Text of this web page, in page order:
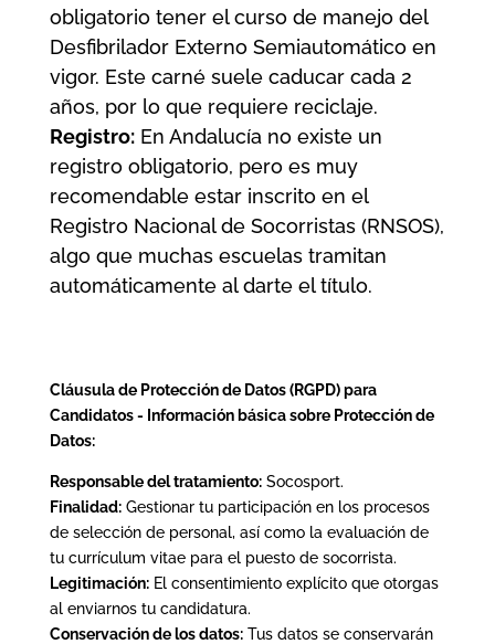
obligatorio tener el curso de manejo del
Desfibrilador Externo Semiautomático en
vigor. Este carné suele caducar cada 2
años, por lo que requiere reciclaje.
Registro:En Andalucía no existe un
registro obligatorio, pero es muy
recomendable estar inscrito en el
Registro Nacional de Socorristas (RNSOS),
algo que muchas escuelas tramitan
automáticamente al darte el título.
Cláusula de Protección de Datos (RGPD) para
Candidatos - Información básica sobre Protección de
Datos:
Responsable del tratamiento:Socosport.
Finalidad:Gestionar tu participación en los procesos
de selección de personal, así como la evaluación de
tu currículum vitae para el puesto de socorrista.
Legitimación:El consentimiento explícito que otorgas
al enviarnos tu candidatura.
Conservación de los datos:Tus datos se conservarán